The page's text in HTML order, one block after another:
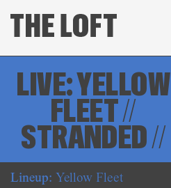
LIVE: YELLOW
FLEET //
STRANDED //
Lineup: Yellow Fleet